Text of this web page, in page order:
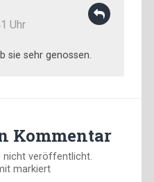
Uhr
sie sehr genossen.
Kommentar
nicht veröffentlicht.
markiert